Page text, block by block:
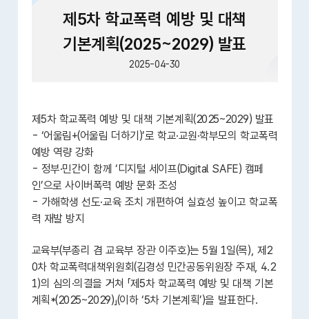
제5차 학교폭력 예방 및 대책
기본계획(2025~2029) 발표
2025-04-30
제5차 학교폭력 예방 및 대책 기본계획(2025~2029) 발표
- ‘어울림+(어울림 더하기)’로 학교·교원·학부모의 학교폭력
예방 역량 강화
- 정부·민간이 함께 ‘디지털 세이프(Digital SAFE) 캠페
인’으로 사이버폭력 예방 문화 조성
- 가해학생 선도·교육 조치 개편하여 실효성 높이고 학교폭
력 재발 방지
교육부(부총리 겸 교육부 장관 이주호)는 5월 1일(목), 제2
0차 학교폭력대책위원회(김경성 민간공동위원장 주재, 4.2
1)의 심의·의결을 거쳐 「제5차 학교폭력 예방 및 대책 기본
계획*(2025~2029)」(이하 ‘5차 기본계획’)을 발표한다.